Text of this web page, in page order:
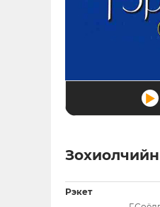
arrow_right
Рэкет